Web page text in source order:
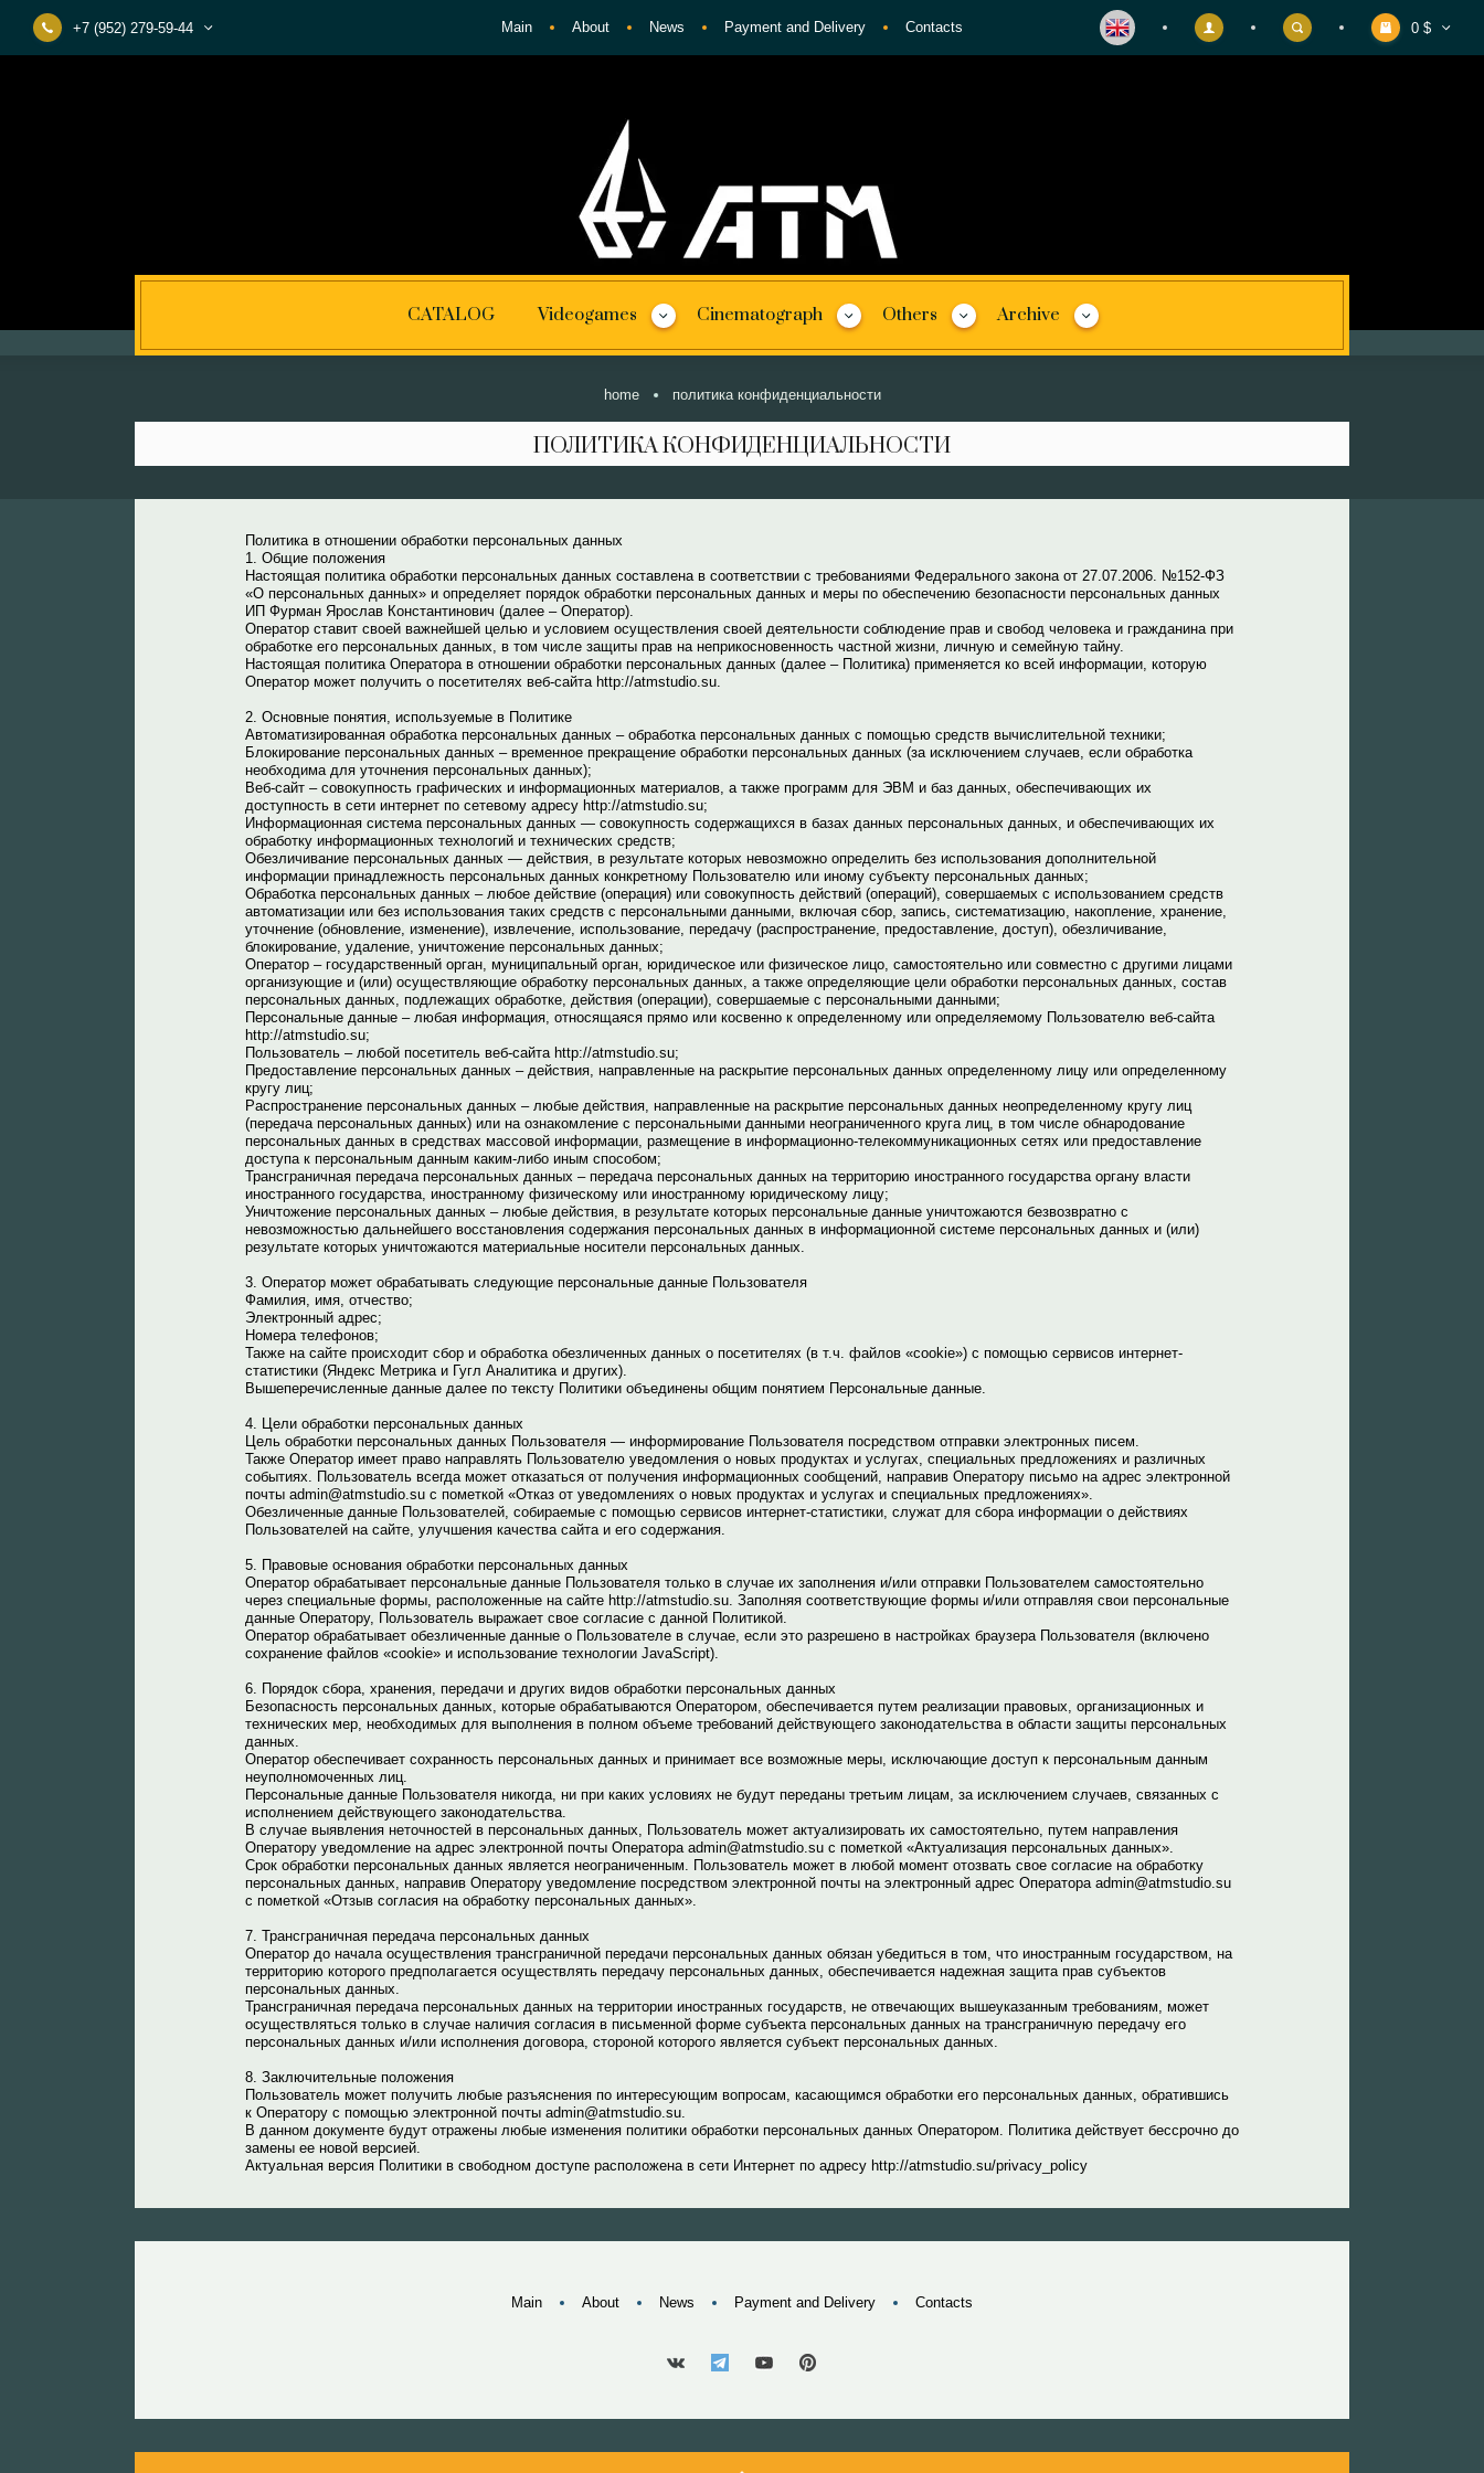
+7 (952) 279-59-44 Main About News Payment and Delivery Contacts 0 $
CATALOG Videogames Cinematograph Others Archive
home политика конфиденциальности
ПОЛИТИКА КОНФИДЕНЦИАЛЬНОСТИ
Политика в отношении обработки персональных данных
1. Общие положения
Настоящая политика обработки персональных данных составлена в соответствии с требованиями Федерального закона от 27.07.2006. №152-ФЗ
«О персональных данных» и определяет порядок обработки персональных данных и меры по обеспечению безопасности персональных данных
ИП Фурман Ярослав Константинович (далее – Оператор).
Оператор ставит своей важнейшей целью и условием осуществления своей деятельности соблюдение прав и свобод человека и гражданина при
обработке его персональных данных, в том числе защиты прав на неприкосновенность частной жизни, личную и семейную тайну.
Настоящая политика Оператора в отношении обработки персональных данных (далее – Политика) применяется ко всей информации, которую
Оператор может получить о посетителях веб-сайта http://atmstudio.su.
2. Основные понятия, используемые в Политике
Автоматизированная обработка персональных данных – обработка персональных данных с помощью средств вычислительной техники;
Блокирование персональных данных – временное прекращение обработки персональных данных (за исключением случаев, если обработка
необходима для уточнения персональных данных);
Веб-сайт – совокупность графических и информационных материалов, а также программ для ЭВМ и баз данных, обеспечивающих их
доступность в сети интернет по сетевому адресу http://atmstudio.su;
Информационная система персональных данных — совокупность содержащихся в базах данных персональных данных, и обеспечивающих их
обработку информационных технологий и технических средств;
Обезличивание персональных данных — действия, в результате которых невозможно определить без использования дополнительной
информации принадлежность персональных данных конкретному Пользователю или иному субъекту персональных данных;
Обработка персональных данных – любое действие (операция) или совокупность действий (операций), совершаемых с использованием средств
автоматизации или без использования таких средств с персональными данными, включая сбор, запись, систематизацию, накопление, хранение,
уточнение (обновление, изменение), извлечение, использование, передачу (распространение, предоставление, доступ), обезличивание,
блокирование, удаление, уничтожение персональных данных;
Оператор – государственный орган, муниципальный орган, юридическое или физическое лицо, самостоятельно или совместно с другими лицами
организующие и (или) осуществляющие обработку персональных данных, а также определяющие цели обработки персональных данных, состав
персональных данных, подлежащих обработке, действия (операции), совершаемые с персональными данными;
Персональные данные – любая информация, относящаяся прямо или косвенно к определенному или определяемому Пользователю веб-сайта
http://atmstudio.su;
Пользователь – любой посетитель веб-сайта http://atmstudio.su;
Предоставление персональных данных – действия, направленные на раскрытие персональных данных определенному лицу или определенному
кругу лиц;
Распространение персональных данных – любые действия, направленные на раскрытие персональных данных неопределенному кругу лиц
(передача персональных данных) или на ознакомление с персональными данными неограниченного круга лиц, в том числе обнародование
персональных данных в средствах массовой информации, размещение в информационно-телекоммуникационных сетях или предоставление
доступа к персональным данным каким-либо иным способом;
Трансграничная передача персональных данных – передача персональных данных на территорию иностранного государства органу власти
иностранного государства, иностранному физическому или иностранному юридическому лицу;
Уничтожение персональных данных – любые действия, в результате которых персональные данные уничтожаются безвозвратно с
невозможностью дальнейшего восстановления содержания персональных данных в информационной системе персональных данных и (или)
результате которых уничтожаются материальные носители персональных данных.
3. Оператор может обрабатывать следующие персональные данные Пользователя
Фамилия, имя, отчество;
Электронный адрес;
Номера телефонов;
Также на сайте происходит сбор и обработка обезличенных данных о посетителях (в т.ч. файлов «cookie») с помощью сервисов интернет-
статистики (Яндекс Метрика и Гугл Аналитика и других).
Вышеперечисленные данные далее по тексту Политики объединены общим понятием Персональные данные.
4. Цели обработки персональных данных
Цель обработки персональных данных Пользователя — информирование Пользователя посредством отправки электронных писем.
Также Оператор имеет право направлять Пользователю уведомления о новых продуктах и услугах, специальных предложениях и различных
событиях. Пользователь всегда может отказаться от получения информационных сообщений, направив Оператору письмо на адрес электронной
почты admin@atmstudio.su с пометкой «Отказ от уведомлениях о новых продуктах и услугах и специальных предложениях».
Обезличенные данные Пользователей, собираемые с помощью сервисов интернет-статистики, служат для сбора информации о действиях
Пользователей на сайте, улучшения качества сайта и его содержания.
5. Правовые основания обработки персональных данных
Оператор обрабатывает персональные данные Пользователя только в случае их заполнения и/или отправки Пользователем самостоятельно
через специальные формы, расположенные на сайте http://atmstudio.su. Заполняя соответствующие формы и/или отправляя свои персональные
данные Оператору, Пользователь выражает свое согласие с данной Политикой.
Оператор обрабатывает обезличенные данные о Пользователе в случае, если это разрешено в настройках браузера Пользователя (включено
сохранение файлов «cookie» и использование технологии JavaScript).
6. Порядок сбора, хранения, передачи и других видов обработки персональных данных
Безопасность персональных данных, которые обрабатываются Оператором, обеспечивается путем реализации правовых, организационных и
технических мер, необходимых для выполнения в полном объеме требований действующего законодательства в области защиты персональных
данных.
Оператор обеспечивает сохранность персональных данных и принимает все возможные меры, исключающие доступ к персональным данным
неуполномоченных лиц.
Персональные данные Пользователя никогда, ни при каких условиях не будут переданы третьим лицам, за исключением случаев, связанных с
исполнением действующего законодательства.
В случае выявления неточностей в персональных данных, Пользователь может актуализировать их самостоятельно, путем направления
Оператору уведомление на адрес электронной почты Оператора admin@atmstudio.su с пометкой «Актуализация персональных данных».
Срок обработки персональных данных является неограниченным. Пользователь может в любой момент отозвать свое согласие на обработку
персональных данных, направив Оператору уведомление посредством электронной почты на электронный адрес Оператора admin@atmstudio.su
с пометкой «Отзыв согласия на обработку персональных данных».
7. Трансграничная передача персональных данных
Оператор до начала осуществления трансграничной передачи персональных данных обязан убедиться в том, что иностранным государством, на
территорию которого предполагается осуществлять передачу персональных данных, обеспечивается надежная защита прав субъектов
персональных данных.
Трансграничная передача персональных данных на территории иностранных государств, не отвечающих вышеуказанным требованиям, может
осуществляться только в случае наличия согласия в письменной форме субъекта персональных данных на трансграничную передачу его
персональных данных и/или исполнения договора, стороной которого является субъект персональных данных.
8. Заключительные положения
Пользователь может получить любые разъяснения по интересующим вопросам, касающимся обработки его персональных данных, обратившись
к Оператору с помощью электронной почты admin@atmstudio.su.
В данном документе будут отражены любые изменения политики обработки персональных данных Оператором. Политика действует бессрочно до
замены ее новой версией.
Актуальная версия Политики в свободном доступе расположена в сети Интернет по адресу http://atmstudio.su/privacy_policy
Main About News Payment and Delivery Contacts